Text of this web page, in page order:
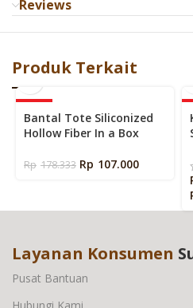
Reviews
Produk Terkait
Bantal Tote Siliconized
Hollow Fiber In a Box
Rp 178.333 Rp 107.000
Layanan Konsumen
Pusat Bantuan